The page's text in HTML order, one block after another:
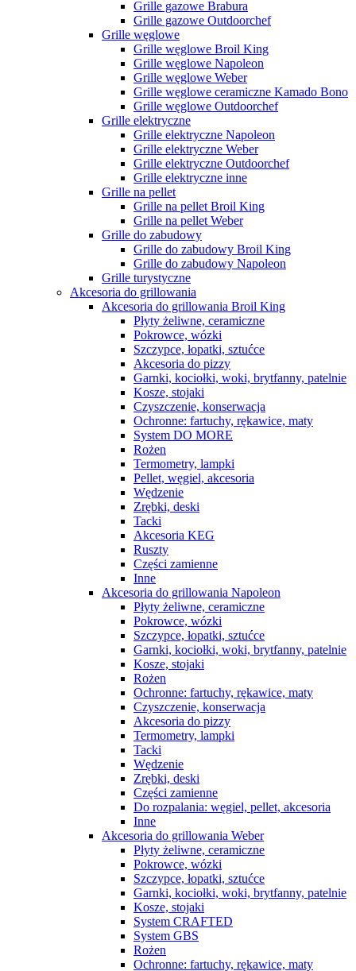
Grille gazowe Brabura
Grille gazowe Outdoorchef
Grille węglowe
Grille węglowe Broil King
Grille węglowe Napoleon
Grille węglowe Weber
Grille węglowe ceramiczne Kamado Bono
Grille węglowe Outdoorchef
Grille elektryczne
Grille elektryczne Napoleon
Grille elektryczne Weber
Grille elektryczne Outdoorchef
Grille elektryczne inne
Grille na pellet
Grille na pellet Broil King
Grille na pellet Weber
Grille do zabudowy
Grille do zabudowy Broil King
Grille do zabudowy Napoleon
Grille turystyczne
Akcesoria do grillowania
Akcesoria do grillowania Broil King
Płyty żeliwne, ceramiczne
Pokrowce, wózki
Szczypce, łopatki, sztućce
Akcesoria do pizzy
Garnki, kociołki, woki, brytfanny, patelnie
Kosze, stojaki
Czyszczenie, konserwacja
Ochronne: fartuchy, rękawice, maty
System DO MORE
Rożen
Termometry, lampki
Pellet, węgiel, akcesoria
Wędzenie
Zrębki, deski
Tacki
Akcesoria KEG
Ruszty
Części zamienne
Inne
Akcesoria do grillowania Napoleon
Płyty żeliwne, ceramiczne
Pokrowce, wózki
Szczypce, łopatki, sztućce
Garnki, kociołki, woki, brytfanny, patelnie
Kosze, stojaki
Rożen
Ochronne: fartuchy, rękawice, maty
Czyszczenie, konserwacja
Akcesoria do pizzy
Termometry, lampki
Tacki
Wędzenie
Zrębki, deski
Części zamienne
Do rozpalania: węgiel, pellet, akcesoria
Inne
Akcesoria do grillowania Weber
Płyty żeliwne, ceramiczne
Pokrowce, wózki
Szczypce, łopatki, sztućce
Garnki, kociołki, woki, brytfanny, patelnie
Kosze, stojaki
System CRAFTED
System GBS
Rożen
Ochronne: fartuchy, rękawice, maty